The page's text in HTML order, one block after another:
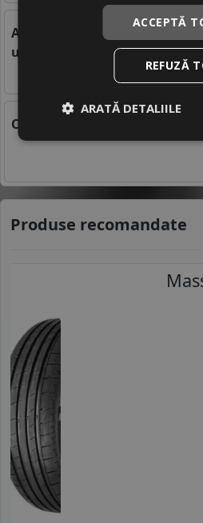
Anvelope diferite fata spate -
utilizarea unor cauciucuri
Cele mai bune anvelope de
Produse recomandate
ACCEPTĂ
REFUZĂ
ARATĂ DETALIILE